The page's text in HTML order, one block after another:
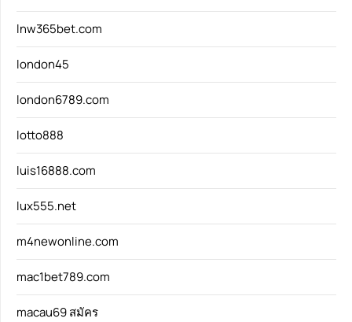
lnw365bet.com
london45
london6789.com
lotto888
luis16888.com
lux555.net
m4newonline.com
mac1bet789.com
macau69 สมัคร